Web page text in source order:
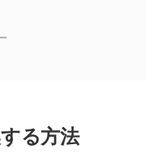
る方法